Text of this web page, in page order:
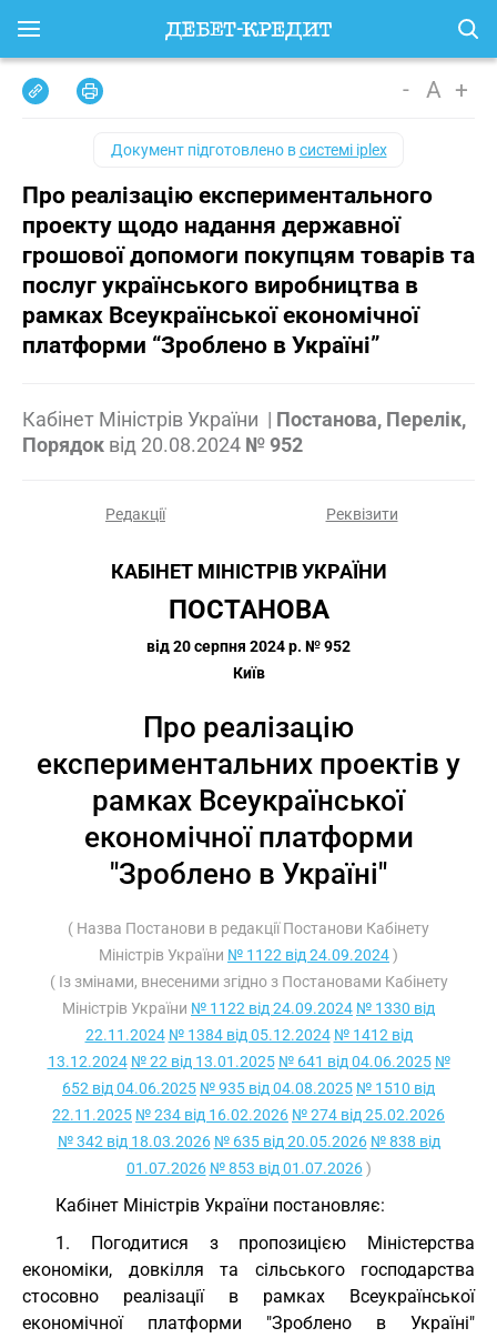
- A +
Документ підготовлено всистемі iplex
Про реалізацію експериментального
проекту щодо надання державної
грошової допомоги покупцям товарів та
послуг українського виробництва в
рамках Всеукраїнської економічної
платформи “Зроблено в Україні”
Кабінет Міністрів України | Постанова, Перелік,
Порядок від 20.08.2024 № 952
Редакції Реквізити
КАБІНЕТ МІНІСТРІВ УКРАЇНИ
ПОСТАНОВА
від 20 серпня 2024 р. № 952
Київ
Про реалізацію
експериментальних проектів у
рамках Всеукраїнської
економічної платформи
"Зроблено в Україні"
( Назва Постанови в редакції Постанови Кабінету
Міністрів України № 1122 від 24.09.2024)
( Із змінами, внесеними згідно з Постановами Кабінету
Міністрів України № 1122 від 24.09.2024 № 1330 від
22.11.2024 № 1384 від 05.12.2024 № 1412 від
13.12.2024 № 22 від 13.01.2025 № 641 від 04.06.2025 №
652 від 04.06.2025 № 935 від 04.08.2025 № 1510 від
22.11.2025 № 234 від 16.02.2026 № 274 від 25.02.2026
№ 342 від 18.03.2026 № 635 від 20.05.2026 № 838 від
01.07.2026 № 853 від 01.07.2026)
Кабінет Міністрів України постановляє:
1. Погодитися з пропозицією Міністерства
економіки, довкілля та сільського господарства
стосовно реалізації в рамках Всеукраїнської
економічної платформи "Зроблено в Україні"